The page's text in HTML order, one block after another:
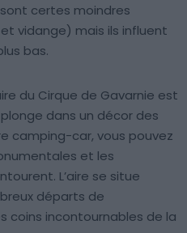
certes moindres
vidange) mais ils influent
bas.
du Cirque de Gavarnie est
dans un décor des
camping-car, vous pouvez
et les
L’aire se situe
départs de
coins incontournables de la